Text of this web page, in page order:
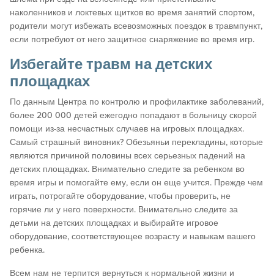
наколенников и локтевых щитков во время занятий спортом,
родители могут избежать всевозможных поездок в травмпункт,
если потребуют от него защитное снаряжение во время игр.
Избегайте травм на детских
площадках
По данным Центра по контролю и профилактике заболеваний,
более 200 000 детей ежегодно попадают в больницу скорой
помощи из-за несчастных случаев на игровых площадках.
Самый страшный виновник? Обезьяньи перекладины, которые
являются причиной половины всех серьезных падений на
детских площадках. Внимательно следите за ребенком во
время игры и помогайте ему, если он еще учится. Прежде чем
играть, потрогайте оборудование, чтобы проверить, не
горячие ли у него поверхности. Внимательно следите за
детьми на детских площадках и выбирайте игровое
оборудование, соответствующее возрасту и навыкам вашего
ребенка.
Всем нам не терпится вернуться к нормальной жизни и